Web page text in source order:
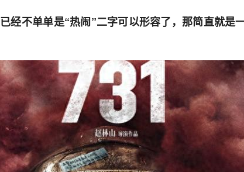
经不单单是“热闹”二字可以形容了，那简直就是